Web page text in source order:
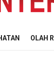
OLAH